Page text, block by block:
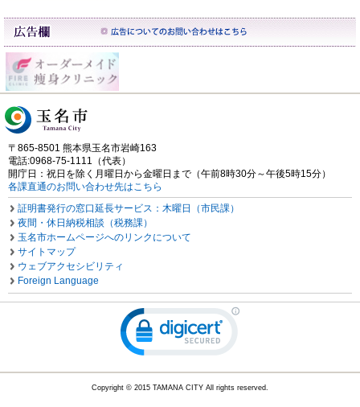
〒865-8501 熊本県玉名市岩崎163
電話:0968-75-1111（代表）
開庁日：祝日を除く月曜日から金曜日まで（午前8時30分～午後5時15分）
各課直通のお問い合わせ先はこちら
証明書発行の窓口延長サービス：木曜日（市民課）
夜間・休日納税相談（税務課）
玉名市ホームページへのリンクについて
サイトマップ
ウェブアクセシビリティ
Foreign Language
Copyright © 2015 TAMANA CITY All rights reserved.